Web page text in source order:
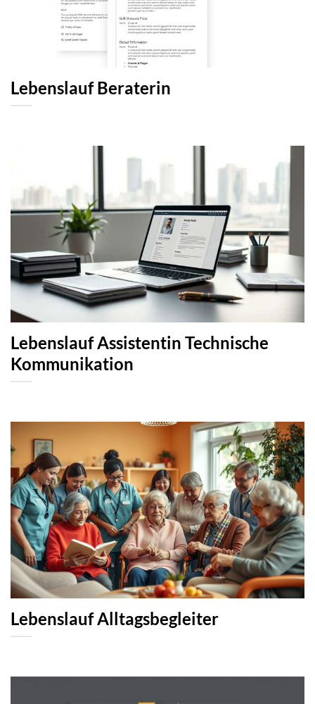
Lebenslauf Beraterin
Lebenslauf Assistentin Technische
Kommunikation
Lebenslauf Alltagsbegleiter